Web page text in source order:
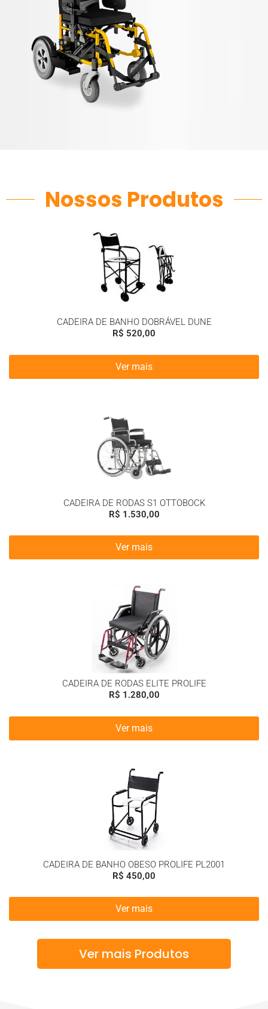
Nossos Produtos
CADEIRA DE BANHO DOBRÁVEL DUNE
R$ 520,00
Ver mais
CADEIRA DE RODAS S1 OTTOBOCK
R$ 1.530,00
Ver mais
CADEIRA DE RODAS ELITE PROLIFE
R$ 1.280,00
Ver mais
CADEIRA DE BANHO OBESO PROLIFE PL2001
R$ 450,00
Ver mais
Ver mais Produtos